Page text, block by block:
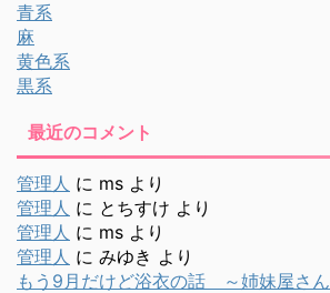
青系
麻
黄色系
黒系
最近のコメント
管理人 に ms より
管理人 に とちすけ より
管理人 に ms より
管理人 に みゆき より
もう9月だけど浴衣の話 ～姉妹屋さ